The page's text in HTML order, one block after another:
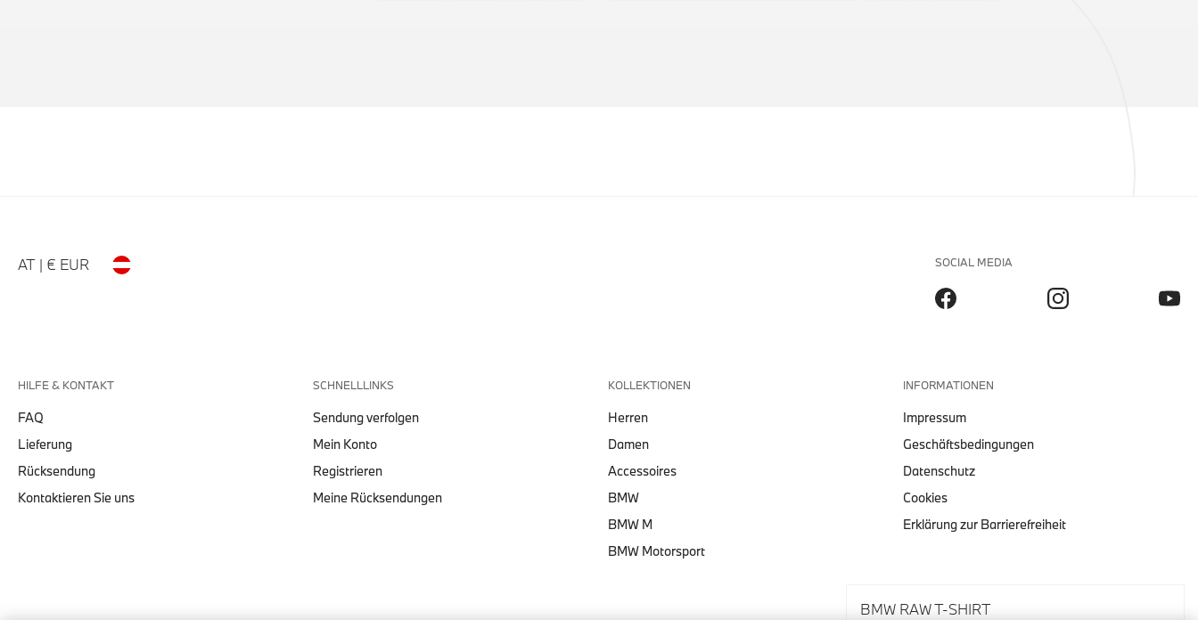
BMW RAW T-SHIRT
AT | € EUR SOCIAL MEDIA
HILFE & KONTAKT
FAQ
Lieferung
Rücksendung
Kontaktieren Sie uns
SCHNELLLINKS
Sendung verfolgen
Mein Konto
Registrieren
Meine Rücksendungen
KOLLEKTIONEN
Herren
Damen
Accessoires
BMW
BMW M
BMW Motorsport
INFORMATIONEN
Impressum
Geschäftsbedingungen
Datenschutz
Cookies
Erklärung zur Barrierefreiheit